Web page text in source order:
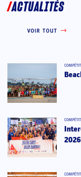
ACTUALITÉS
VOIR TOUT